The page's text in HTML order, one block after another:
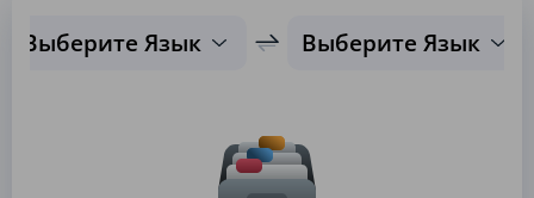
Выберите Язык Выберите Язык